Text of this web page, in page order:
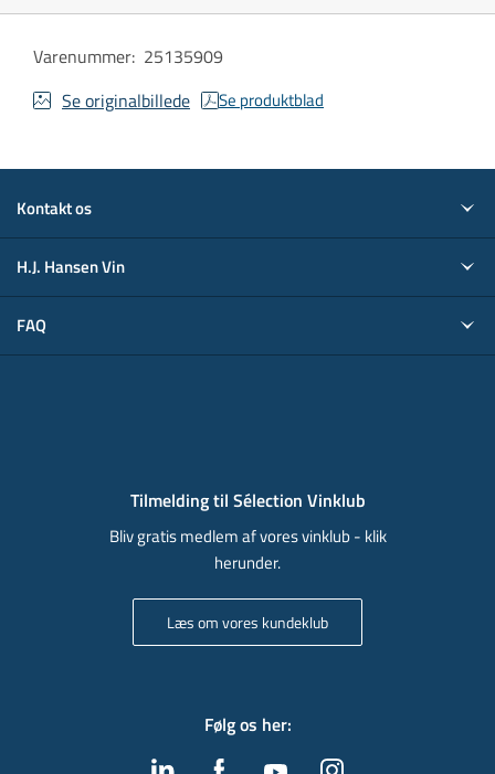
Varenummer: 25135909
Se originalbillede
Se produktblad
Kontakt os
H.J. Hansen Vin
FAQ
Tilmelding til Sélection Vinklub
Bliv gratis medlem af vores vinklub - klik
herunder.
Læs om vores kundeklub
Følg os her: